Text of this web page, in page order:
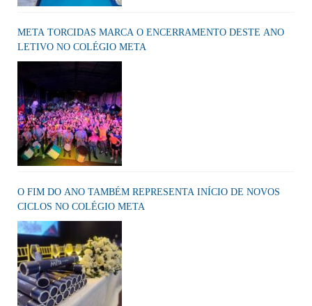
META TORCIDAS MARCA O ENCERRAMENTO DESTE ANO
LETIVO NO COLÉGIO META
O FIM DO ANO TAMBÉM REPRESENTA INÍCIO DE NOVOS
CICLOS NO COLÉGIO META